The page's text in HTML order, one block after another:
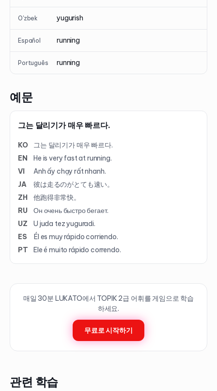
O'zbek yugurish
Español running
Português running
예문
그는 달리기가 매우 빠르다.
KO
그는 달리기가 매우 빠르다.
EN
He is very fast at running.
VI
Anh ấy chạy rất nhanh.
JA
彼は走るのがとても速い。
ZH
他跑得非常快。
RU
Он очень быстро бегает.
UZ
U juda tez yuguradi.
ES
Él es muy rápido corriendo.
PT
Ele é muito rápido correndo.
매일 30분 LUKATO에서 TOPIK2급 어휘를 게임으로 학습
하세요.
무료로 시작하기
관련 학습